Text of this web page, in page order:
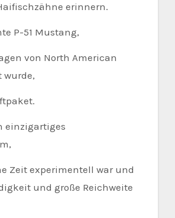
erinnern.
P-51 Mustang,
von North American
wurde,
experimentell war und
und große Reichweite